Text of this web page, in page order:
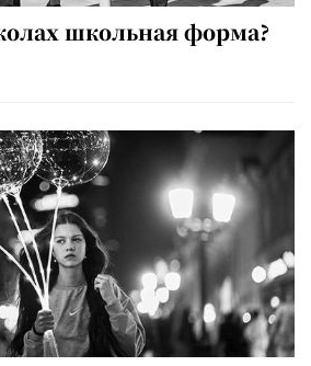
школьная форма?